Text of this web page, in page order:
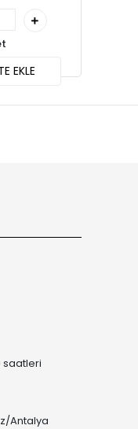
EKLE
saatleri
Antalya